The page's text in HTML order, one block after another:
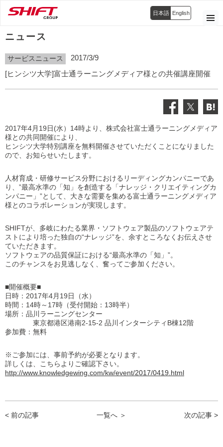
日本語 English
ニュース
サービスニュース
2017/3/9
[ヒンシツ大学]富士通ラーニングメディア様との共催講座開催
2017年4月19日(水）14時より、株式会社富士通ラーニングメディア
様との共同開催により、
ヒンシツ大学特別講座を無料開催させていただくことになりました
ので、お知らせいたします。
人材育成・研修サービス分野におけるリーディングカンパニーであ
り、”最高水準の「知」を創造する「ナレッジ・クリエイティングカ
ンパニー」”として、大きな需要を集める富士通ラーニングメディア
様とのコラボレーションが実現します。
SHIFTが、多岐にわたる業界・ソフトウェア製品のソフトウェアテ
ストにより培った独自の“ナレッジ”を、余すところなくお伝えさせ
ていただきます。
ソフトウェアの品質保証における“最高水準の「知」”。
このチャンスをお見逃しなく、奮ってご参加ください。
■開催概要■
日時：2017年4月19日（水）
時間：14時～17時（受付開始：13時半）
場所：品川ラーニングセンター
東京都港区港南2-15-2 品川インターシティB棟12階
参加費：無料
※ご参加には、事前予約が必要となります。
詳しくは、こちらよりご確認下さい。
http://www.knowledgewing.com/kw/event/2017/0419.html
< 前の記事 一覧へ ＞ 次の記事 >